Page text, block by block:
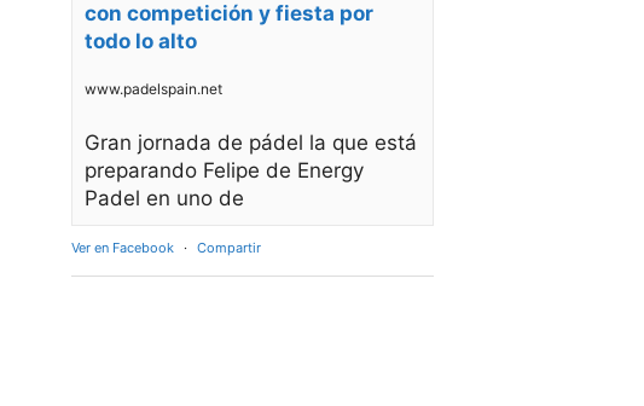
con competición y fiesta por
todo lo alto
www.padelspain.net
Gran jornada de pádel la que está
preparando Felipe de Energy
Padel en uno de
Ver en Facebook · Compartir